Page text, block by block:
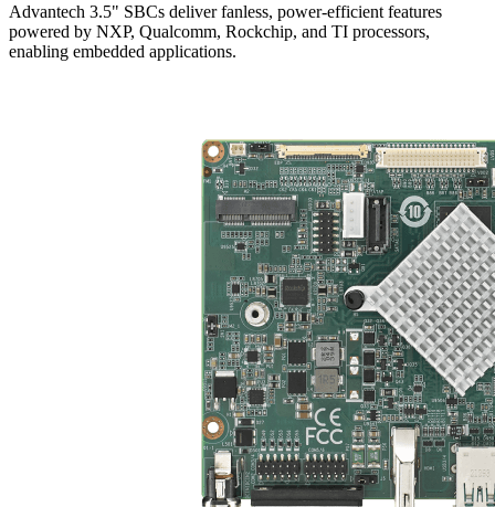
Advantech 3.5" SBCs deliver fanless, power-efficient features
powered by NXP, Qualcomm, Rockchip, and TI processors,
enabling embedded applications.